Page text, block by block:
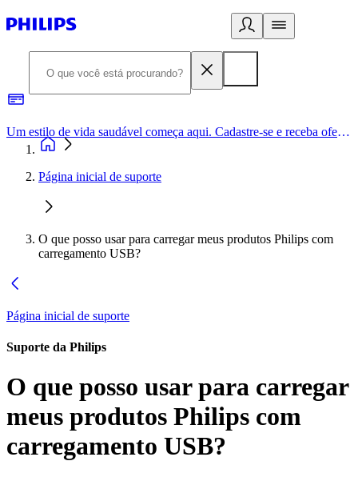
Um estilo de vida saudável começa aqui. Cadastre-se e receba ofertas exclusivas.
Página inicial de suporte
O que posso usar para carregar meus produtos Philips com
carregamento USB?
Página inicial de suporte
Suporte da Philips
O que posso usar para carregar
meus produtos Philips com
carregamento USB?